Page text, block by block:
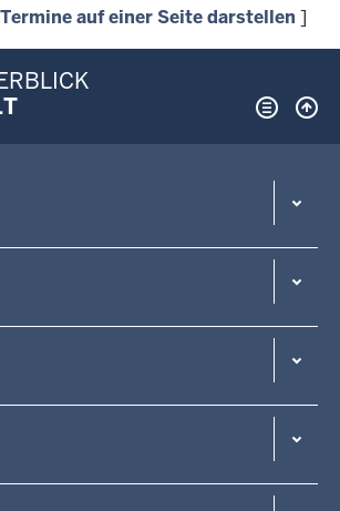
auf einer Seite darstellen ]
Überblick: